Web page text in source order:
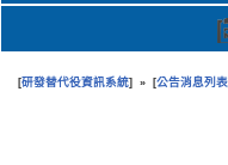
[研發替代役資訊系統] » [公告消息列表